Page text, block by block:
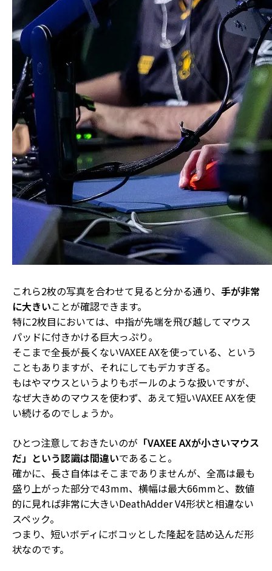
これら2枚の写真を合わせて見ると分かる通り、 手が非常
に大きいことが確認できます。
特に2枚目においては、 中指が先端を飛び越してマウス
パッドに付きかける巨大っぷり。
そこまで全長が長くないVAXEE AXを使っている、という
こともありますが、それにしてもデカすぎる。
もはやマウスというよりもボールのような扱いですが、
なぜ大きめのマウスを使わず、あえて短いVAXEE AXを使
い続けるのでしょうか。
ひとつ注意しておきたいのが 「VAXEE AXが小さいマウス
だ」という認識は間違いであること。
確かに、長さ自体はそこまでありませんが、全高は最も
盛り上がった部分で43mm、横幅は最大66mmと、数値
的に見れば非常に大きいDeathAdder V4形状と相違ない
スペック。
つまり、 短いボディにボコッとした隆起を詰め込んだ形
状なのです。